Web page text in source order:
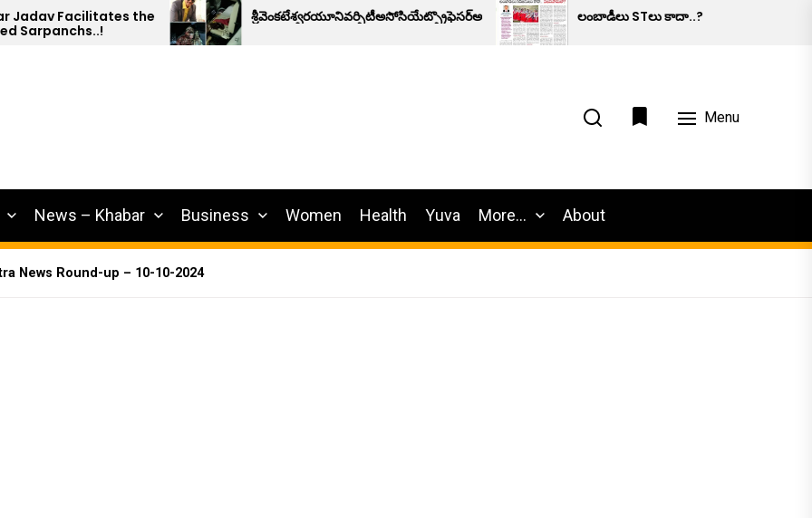
the
శ్రీవెంకటేశ్వరయూనివర్సిటీఅసోసియేట్ప్రొఫెసర్అనుమానాస్పదమృతి.లంబాడీలు STలు కాదా..?
Menu
News – Khabar Business Women Health Yuva More… About
News Round-up – 10-10-2024